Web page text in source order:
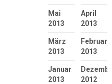
Mai
2013
April
2013
März
2013
Februar
2013
Januar
2013
2012